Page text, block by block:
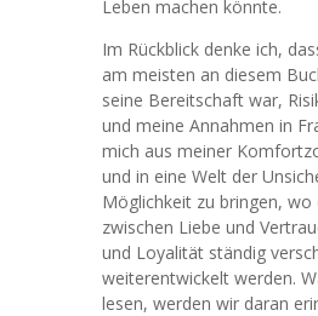
Leben machen könnte.
Im Rückblick denke ich,
am meisten an diesem
seine Bereitschaft war,
und meine Annahmen in
mich aus meiner
und in eine Welt der
Möglichkeit zu bringen, wo
zwischen Liebe und
und Loyalität ständig
weiterentwickelt werden.
lesen, werden wir daran